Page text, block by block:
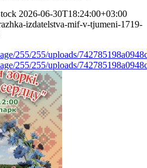
2026-06-30T18:24:00+03:00
izdatelstva-mif-v-tjumeni-1719-
255/255/uploads/
255/255/uploads/